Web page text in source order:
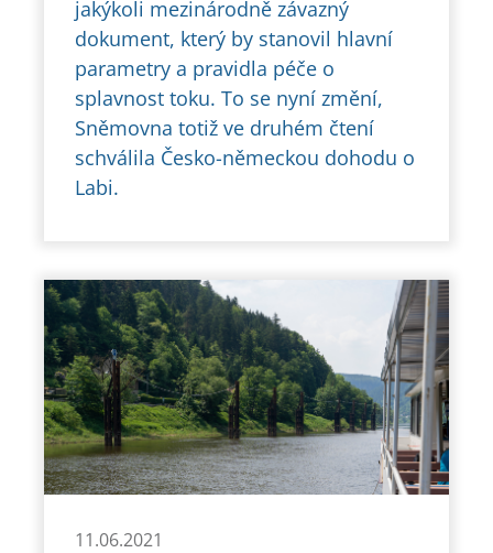
jakýkoli mezinárodně závazný
dokument, který by stanovil hlavní
parametry a pravidla péče o
splavnost toku. To se nyní změní,
Sněmovna totiž ve druhém čtení
schválila Česko-německou dohodu o
Labi.
11.06.2021